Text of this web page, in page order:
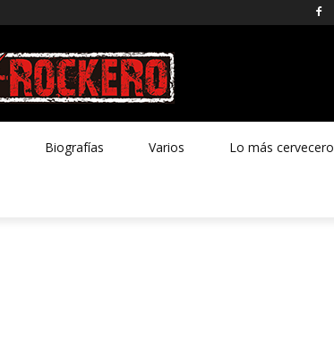
Biografías Varios Lo más cervecero